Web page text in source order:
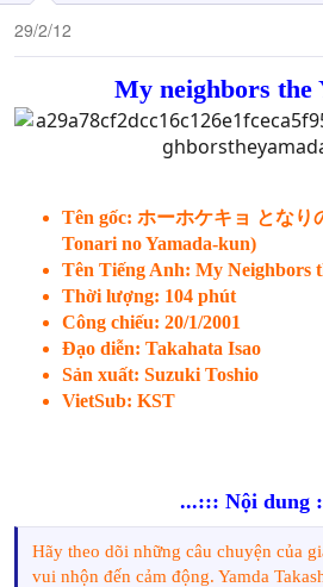
29/2/12
My neighbors the
Tên gốc: ホーホケキョ となり
Tonari no Yamada-kun)
Tên Tiếng Anh: My Neighbors
Thời lượng: 104 phút
Công chiếu: 20/1/2001
Đạo diễn: Takahata Isao
Sản xuất: Suzuki Toshio
VietSub: KST
...::: Nội dung
Hãy theo dõi những câu chuyện của
vui nhộn đến cảm động. Yamda